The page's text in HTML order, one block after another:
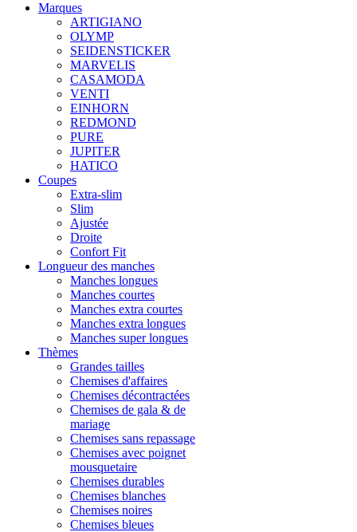
Marques
ARTIGIANO
OLYMP
SEIDENSTICKER
MARVELIS
CASAMODA
VENTI
EINHORN
REDMOND
PURE
JUPITER
HATICO
Coupes
Extra-slim
Slim
Ajustée
Droite
Confort Fit
Longueur des manches
Manches longues
Manches courtes
Manches extra courtes
Manches extra longues
Manches super longues
Thèmes
Grandes tailles
Chemises d'affaires
Chemises décontractées
Chemises de gala & de
mariage
Chemises sans repassage
Chemises avec poignet
mousquetaire
Chemises durables
Chemises blanches
Chemises noires
Chemises bleues